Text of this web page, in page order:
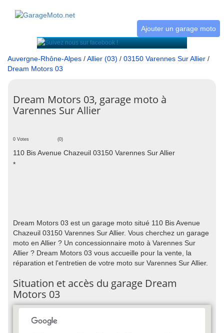
Ajouter un garage moto
Auvergne-Rhône-Alpes /Allier (03) / 03150 Varennes Sur Allier /
Dream Motors 03
Dream Motors 03, garage moto à
Varennes Sur Allier
0 Votes (0)
110 Bis Avenue Chazeuil 03150 Varennes Sur Allier
*
Dream Motors 03 est un garage moto situé 110 Bis Avenue
Chazeuil 03150 Varennes Sur Allier. Vous cherchez un garage
moto en Allier ? Un concessionnaire moto à Varennes Sur
Allier ? Dream Motors 03 vous accueille pour la vente, la
réparation et l'entretien de votre moto sur Varennes Sur Allier.
Situation et accès du garage Dream
Motors 03